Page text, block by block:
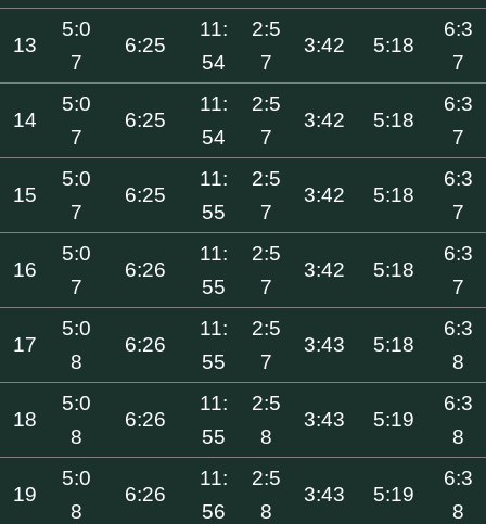
13
5:0
7
6:25
11:
54
2:5
7
3:42 5:18
6:3
7
14
5:0
7
6:25
11:
54
2:5
7
3:42 5:18
6:3
7
15
5:0
7
6:25
11:
55
2:5
7
3:42 5:18
6:3
7
16
5:0
7
6:26
11:
55
2:5
7
3:42 5:18
6:3
7
17
5:0
8
6:26
11:
55
2:5
7
3:43 5:18
6:3
8
18
5:0
8
6:26
11:
55
2:5
8
3:43 5:19
6:3
8
19
5:0
8
6:26
11:
56
2:5
8
3:43 5:19
6:3
8